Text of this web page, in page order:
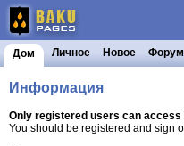
Дом Личное Новое
Информация
Only registered users can access
You should be registered and sign